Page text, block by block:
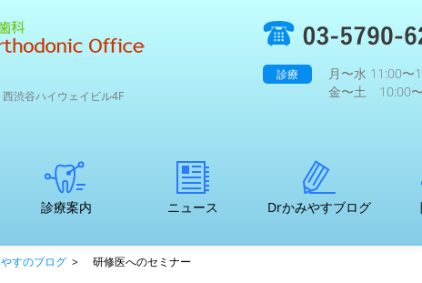
渋谷ハイウェイビル4F
診療
月〜水 11:00〜
金〜土 10:00
診療案内 ニュース Drかみやすブログ
すのブログ > 研修医へのセミナー